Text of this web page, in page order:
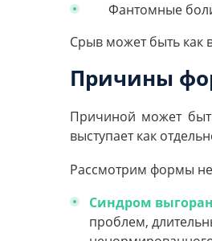
Фантомные боли
Срыв может быть как
Причины
Причиной может
выступает как
Рассмотрим формы
Синдром
проблем,